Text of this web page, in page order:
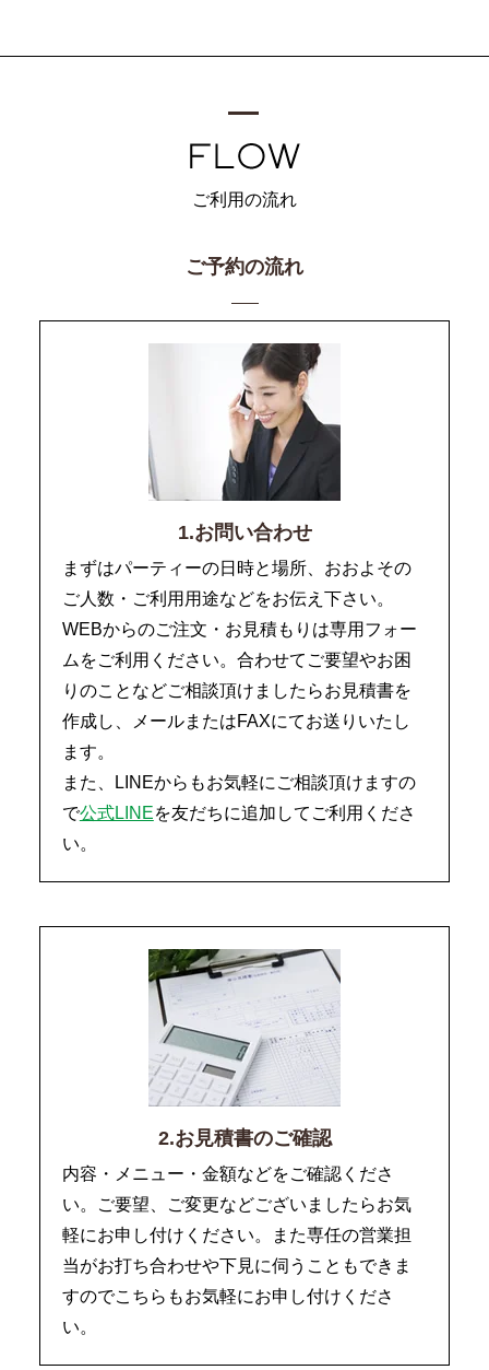
ご利用の流れ
ご予約の流れ
1.お問い合わせ
まずはパーティーの日時と場所、おおよその
ご人数・ご利用用途などをお伝え下さい。
WEBからのご注文・お見積もりは専用フォー
ムをご利用ください。合わせてご要望やお困
りのことなどご相談頂けましたらお見積書を
作成し、メールまたはFAXにてお送りいたし
ます。
また、LINEからもお気軽にご相談頂けますの
で公式LINEを友だちに追加してご利用くださ
い。
2.お見積書のご確認
内容・メニュー・金額などをご確認くださ
い。ご要望、ご変更などございましたらお気
軽にお申し付けください。また専任の営業担
当がお打ち合わせや下見に伺うこともできま
すのでこちらもお気軽にお申し付けくださ
い。